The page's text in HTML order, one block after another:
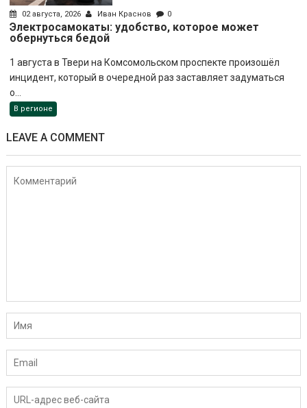
02 августа, 2026 Иван Краснов 0
Электросамокаты: удобство, которое может
обернуться бедой
1 августа в Твери на Комсомольском проспекте произошёл
инцидент, который в очередной раз заставляет задуматься
о...
В регионе
LEAVE A COMMENT